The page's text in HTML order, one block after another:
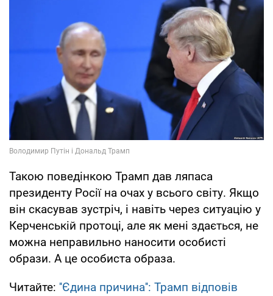
Такою поведінкою Трамп дав ляпаса
президенту Росії на очах у всього світу. Якщо
він скасував зустріч, і навіть через ситуацію у
Керченській протоці, але як мені здається, не
можна неправильно наносити особисті
образи. А це особиста образа.
Читайте: ''Єдина причина'': Трамп відповів